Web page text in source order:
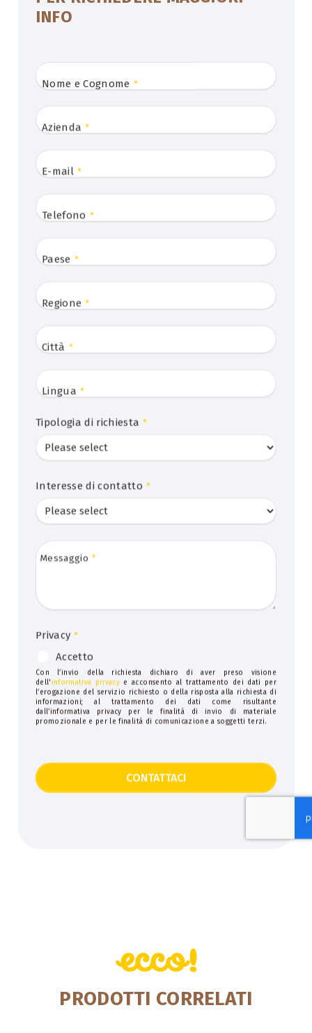
INFO
Nome e Cognome *
Azienda *
E-mail *
Telefono *
Paese *
Regione *
Città *
Lingua *
Tipologia di richiesta *
Interesse di contatto *
Messaggio *
Privacy *
Accetto
Con l’invio della richiesta dichiaro di aver preso visione
dell' informativa privacy e acconsento al trattamento dei dati per
l’erogazione del servizio richiesto o della risposta alla richiesta di
informazioni; al trattamento dei dati come risultante
dall’informativa privacy per le finalità di invio di materiale
promozionale e per le finalità di comunicazione a soggetti terzi.
CONTATTACI
PRODOTTI CORRELATI